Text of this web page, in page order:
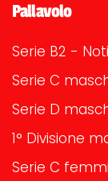
Pallavolo
Serie B2 -
Serie C
Serie D
1° Divisione
Serie C